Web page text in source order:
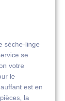
sèche-linge
se
votre
le
est en
la